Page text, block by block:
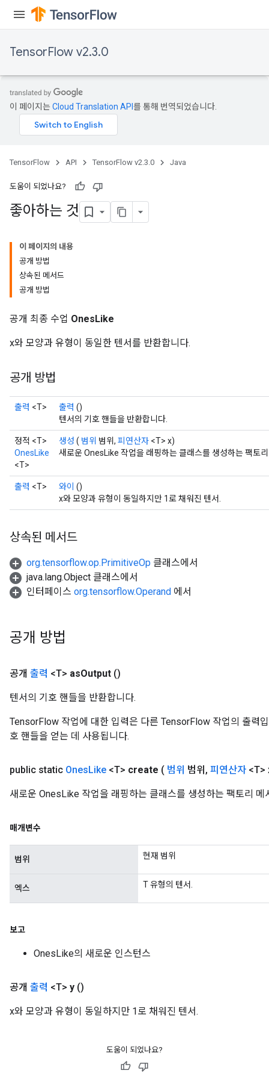
TensorFlow v2.3.0
이 페이지는Cloud Translation API 를 통해 번역되었습니다.
TensorFlow API TensorFlow v2.3.0 Java
도움이 되었나요?
좋아하는 것
이 페이지의 내용
공개 방법
상속된 메서드
공개 방법
공개 최종 수업 OnesLike
x와 모양과 유형이 동일한 텐서를 반환합니다.
공개 방법
출력 <T> 출력 ()
텐서의 기호 핸들을 반환합니다.
정적 <T>
OnesLike
<T>
생성 ( 범위 범위, 피연산자 <T> x)
새로운 OnesLike 작업을 래핑하는 클래스를 생성하는 팩토
출력 <T> 와이 ()
x와 모양과 유형이 동일하지만 1로 채워진 텐서.
상속된 메서드
org.tensorflow.op.PrimitiveOp 클래스에서
java.lang.Object 클래스에서
인터페이스 org.tensorflow.Operand 에서
공개 방법
공개 출력 <T> asOutput ()
텐서의 기호 핸들을 반환합니다.
TensorFlow 작업에 대한 입력은 다른 TensorFlow 작업의 출력
호 핸들을 얻는 데 사용됩니다.
public static OnesLike <T> create ( 범위 범위 , 피연산자 <T>
새로운 OnesLike 작업을 래핑하는 클래스를 생성하는 팩토리 메
매개변수
범위 현재 범위
엑스 T 유형의 텐서.
보고
OnesLike의 새로운 인스턴스
공개 출력 <T> y ()
x와 모양과 유형이 동일하지만 1로 채워진 텐서.
도움이 되었나요?